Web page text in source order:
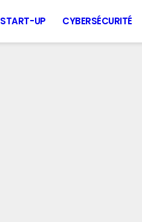
START-UP CYBERSÉCURITÉ